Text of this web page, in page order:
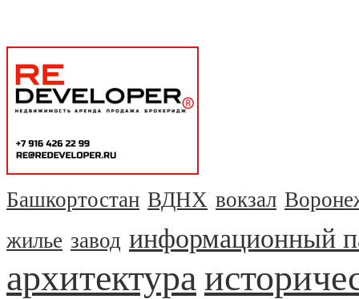
Башкортостан ВДНХ вокзал
жилье завод информационный
архитектура